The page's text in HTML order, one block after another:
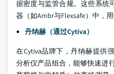
据密度与监管合规。这些系统
器（如Ambr与Flexsafe）中，
丹纳赫（通过Cytiva）
在Cytiva品牌下，丹纳赫提供
分析仪产品组合，能够快速进